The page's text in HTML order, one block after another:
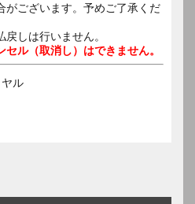
がございます。予めご了承くだ
戻しは行いません。
セル（取消し）はできません。
ル